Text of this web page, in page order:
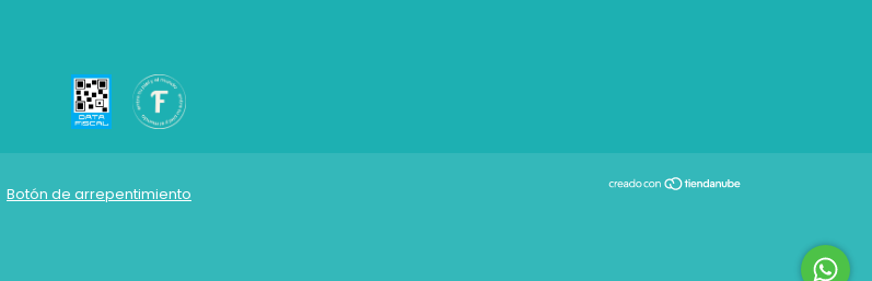
Botón de arrepentimiento